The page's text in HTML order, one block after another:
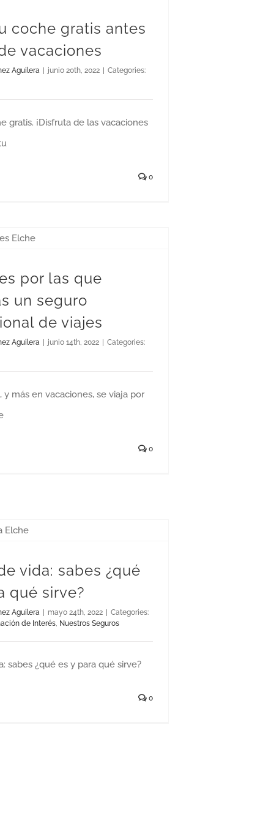
coche gratis antes
vacaciones
Aguilera junio 20th, 2022
Categories:
gratis. ¡Disfruta de las vacaciones
0
por las que
un seguro
de viajes
Aguilera junio 14th, 2022
Categories:
más en vacaciones, se viaja por
0
vida: sabes ¿qué
qué sirve?
Aguilera | mayo 24th, 2022 | Categories:
de Interés Nuestros Seguros
sabes ¿qué es y para qué sirve?
0